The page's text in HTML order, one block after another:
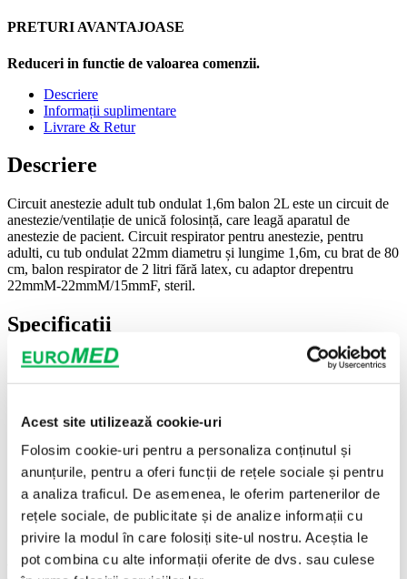
Acest site utilizează cookie-uri
Folosim cookie-uri pentru a personaliza conținutul și
anunțurile, pentru a oferi funcții de rețele sociale și pentru
a analiza traficul. De asemenea, le oferim partenerilor de
rețele sociale, de publicitate și de analize informații cu
privire la modul în care folosiți site-ul nostru. Aceștia le
pot combina cu alte informații oferite de dvs. sau culese
PRETURI AVANTAJOASE
Reduceri in functie de valoarea comenzii.
Descriere
Informații suplimentare
Livrare & Retur
Descriere
Circuit anestezie adult tub ondulat 1,6m balon 2L este un circuit de
anestezie/ventilație de unică folosință, care leagă aparatul de
anestezie de pacient. Circuit respirator pentru anestezie, pentru
adulti, cu tub ondulat 22mm diametru și lungime 1,6m, cu brat de 80
cm, balon respirator de 2 litri fără latex, cu adaptor drepentru
22mmM-22mmM/15mmF, steril.
Specificații
Steril
Mod ambalare
buc
Cantitate minimă
comandă
10 buc
Brand
Euromed
Importator
SC Alpha Ned 2000 Exim SRL
Pentru ce se folosește